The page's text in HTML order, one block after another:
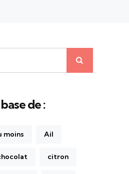
de :
moins Ail
citron